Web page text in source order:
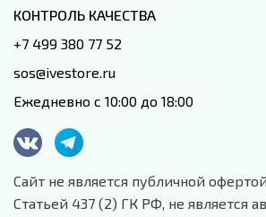
КОНТРОЛЬ КАЧЕСТВА
+7 499 380 77 52
sos@ivestore.ru
Ежедневно с 10:00 до 18:00
Сайт не является публичной
Статьей 437 (2) ГК РФ, не является